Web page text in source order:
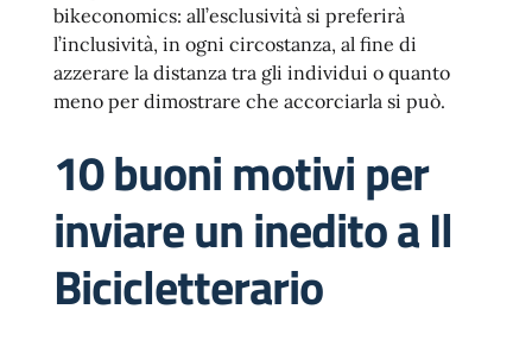
bikeconomics: all’esclusività si preferirà
l’inclusività, in ogni circostanza, al fine di
azzerare la distanza tra gli individui o quanto
meno per dimostrare che accorciarla si può.
10 buoni motivi per
inviare un inedito a Il
Bicicletterario